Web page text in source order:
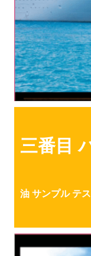
三番目
油 サンプル テ